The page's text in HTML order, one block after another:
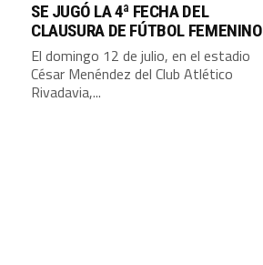
SE JUGÓ LA 4ª FECHA DEL
CLAUSURA DE FÚTBOL FEMENINO
El domingo 12 de julio, en el estadio
César Menéndez del Club Atlético
Rivadavia,...